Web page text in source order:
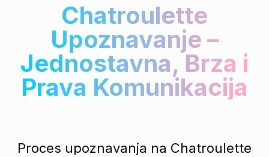
Chatroulette
Upoznavanje –
Jednostavna, Brza i
Prava Komunikacija
Proces upoznavanja na Chatroulette